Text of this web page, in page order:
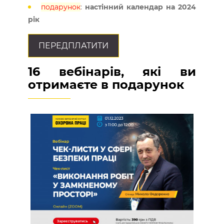
подарунок: настінний календар на 2024
рік
ПЕРЕДПЛАТИТИ
16 вебінарів, які ви
отримаєте в подарунок